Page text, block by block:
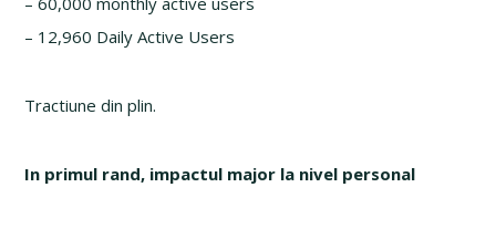
– 12,960 Daily Active Users
Tractiune din plin.
In primul rand, impactul major la nivel personal